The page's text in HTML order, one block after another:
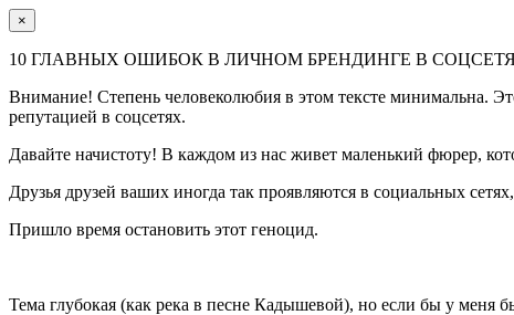
×
10 ГЛАВНЫХ ОШИБОК В ЛИЧНОМ БРЕНДИНГЕ В
Внимание! Степень человеколюбия в этом тексте минимальна.
репутацией в соцсетях.
Давайте начистоту! В каждом из нас живет маленький фюрер,
Друзья друзей ваших иногда так проявляются в социальных
Пришло время остановить этот геноцид.
Тема глубокая (как река в песне Кадышевой), но если бы у меня